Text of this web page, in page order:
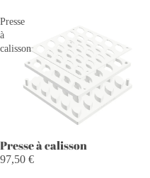
Presse
à
calisson
PROMOTION
Presse à calisson
97,50 €